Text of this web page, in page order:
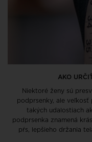
AKO
Niektoré ženy sú
podprsenky, ale veľkosť
takých udalostiach
podprsenka znamená
pŕs, lepšieho držania